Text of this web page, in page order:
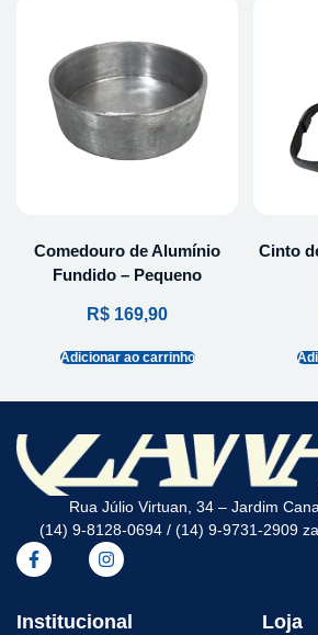
Comedouro de Alumínio
Fundido – Pequeno
R$ 169,90
Adicionar ao carrinho
Cinto
Rua Júlio Virtuan, 34 – Jardim
(14) 9-8128-0694 / (14) 9-9731-2909
Institucional Loja